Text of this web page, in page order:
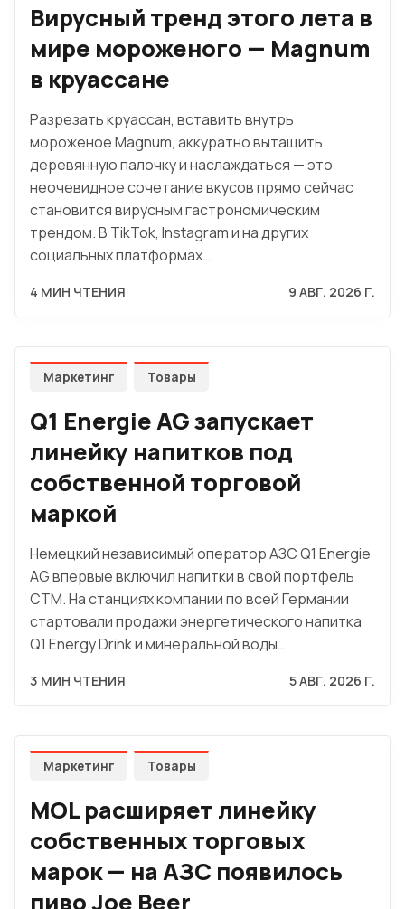
Вирусный тренд этого лета в
мире мороженого — Magnum
в круассане
Разрезать круассан, вставить внутрь
мороженое Magnum, аккуратно вытащить
деревянную палочку и наслаждаться — это
неочевидное сочетание вкусов прямо сейчас
становится вирусным гастрономическим
трендом. В TikTok, Instagram и на других
социальных платформах…
4 МИН ЧТЕНИЯ 9 АВГ. 2026 Г.
Маркетинг Товары
Q1 Energie AG запускает
линейку напитков под
собственной торговой
маркой
Немецкий независимый оператор АЗС Q1 Energie
AG впервые включил напитки в свой портфель
СТМ. На станциях компании по всей Германии
стартовали продажи энергетического напитка
Q1 Energy Drink и минеральной воды…
3 МИН ЧТЕНИЯ 5 АВГ. 2026 Г.
Маркетинг Товары
MOL расширяет линейку
собственных торговых
марок — на АЗС появилось
пиво Joe Beer